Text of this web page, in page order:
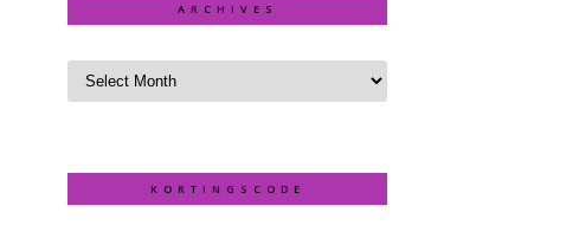
ARCHIVES
KORTINGSCODE